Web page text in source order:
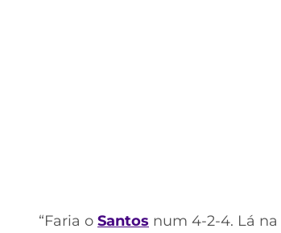
“Faria o Santos num 4-2-4. Lá